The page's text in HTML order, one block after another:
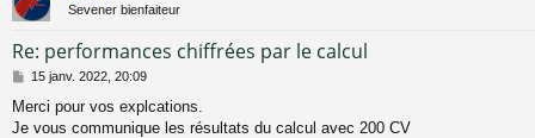
Sevener bienfaiteur
Re: performances chiffrées par le calcul
M
s
s
15 janv. 2022, 20:09
Merci pour vos explcations.
Je vous communique les résultats du calcul avec 200 CV